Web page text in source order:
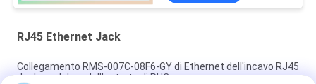
RJ45 Ethernet Jack
Collegamento RMS-007C-08F6-GY di Ethernet dell'incavo RJ45
Jack modulare dell'entrata di PHC